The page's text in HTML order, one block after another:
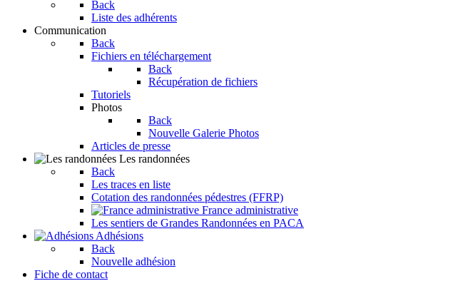
Back
Liste des adhérents
Communication
Back
Fichiers en téléchargement
Back
Récupération de fichiers
Tutoriels
Photos
Back
Nouvelle Galerie Photos
Articles de presse
Les randonnées
Back
Les traces en liste
Cotation des randonnées pédestres (FFRP)
France administrative
Les sentiers de Grandes Randonnées en PACA
Adhésions
Back
Nouvelle adhésion
Fiche de contact